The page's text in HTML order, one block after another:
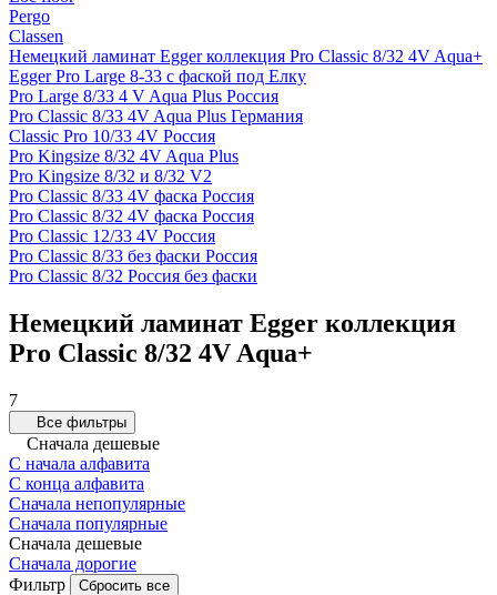
Pergo
Classen
Немецкий ламинат Egger коллекция Pro Classic 8/32 4V Aqua+
Egger Pro Large 8-33 с фаской под Елку
Pro Large 8/33 4 V Aqua Plus Россия
Pro Classic 8/33 4V Aqua Plus Германия
Classic Pro 10/33 4V Россия
Pro Kingsize 8/32 4V Aqua Plus
Pro Kingsize 8/32 и 8/32 V2
Pro Classic 8/33 4V фаска Россия
Pro Classic 8/32 4V фаска Россия
Pro Classic 12/33 4V Россия
Pro Classic 8/33 без фаски Россия
Pro Classic 8/32 Россия без фаски
Немецкий ламинат Egger коллекция
Pro Classic 8/32 4V Aqua+
7
Все фильтры
Сначала дешевые
С начала алфавита
С конца алфавита
Сначала непопулярные
Сначала популярные
Сначала дешевые
Сначала дорогие
Фильтр
Сбросить все